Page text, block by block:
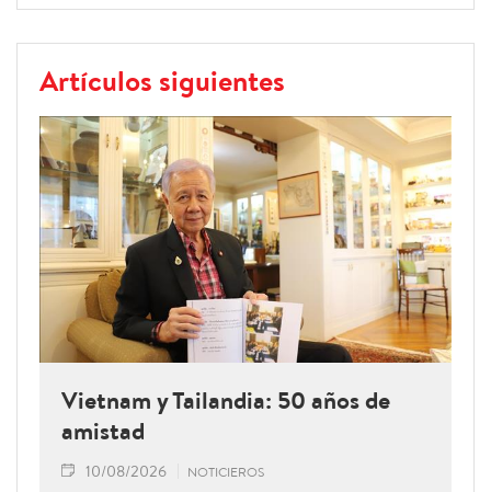
Artículos siguientes
Vietnam y Tailandia: 50 años de
amistad
10/08/2026 NOTICIEROS